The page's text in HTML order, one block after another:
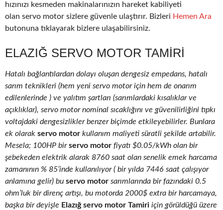
hızınızı kesmeden makinalarınızın hareket kabiliyeti
olan servo motor sizlere güvenle ulaştırır. Bizleri Hemen Ara
butonuna tıklayarak bizlere ulaşabilirsiniz.
ELAZIĞ SERVO MOTOR TAMIRI
Hatalı bağlantılardan dolayı oluşan dengesiz empedans, hatalı
sarım teknikleri (hem yeni servo motor için hem de onarım
edilenlerinde ) ve yalıtım şartları (sarımlardaki kısalıklar ve
açıklıklar), servo motor nominal sıcaklığını ve güvenilirliğini tıpkı
voltajdaki dengesizlikler benzer biçimde etkileyebilirler. Bunlara
ek olarak servo motor kullanım maliyeti süratli şekilde artabilir.
Mesela; 100HP birservo motor fiyatı $0.05/kWh olan bir
şebekeden elektrik alarak 8760 saat olan senelik emek harcama
zamanının % 85’inde kullanılıyor ( bir yılda 7446 saat çalışıyor
anlamına gelir) bu servo motor sarımlarında bir fazındaki 0.5
ohm’luk bir direnç artışı, bu motorda 2000$ extra bir harcamaya,
başka bir deyişle Elazığ servo motor Tamiri için görüldüğü üzere